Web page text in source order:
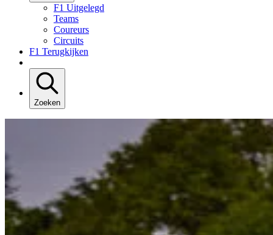
F1 Uitgelegd
Teams
Coureurs
Circuits
F1 Terugkijken
Zoeken